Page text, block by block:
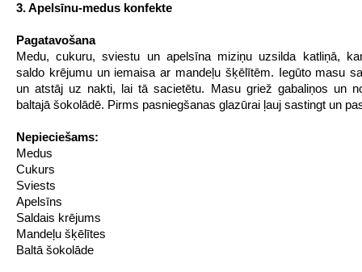
3. Apelsīnu-medus konfekte
Pagatavošana
Medu, cukuru, sviestu un apelsīna miziņu uzsilda katliņā,
saldo krējumu un iemaisa ar mandeļu šķēlītēm. Iegūto masu
un atstāj uz nakti, lai tā sacietētu. Masu griež gabaliņos un
baltajā šokolādē. Pirms pasniegšanas glazūrai ļauj sastingt un
Nepieciešams:
Medus
Cukurs
Sviests
Apelsīns
Saldais krējums
Mandeļu šķēlītes
Baltā šokolāde